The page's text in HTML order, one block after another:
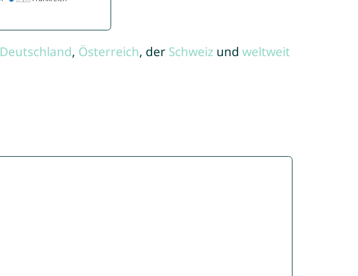
Deutschland, Österreich, der Schweiz und weltweit